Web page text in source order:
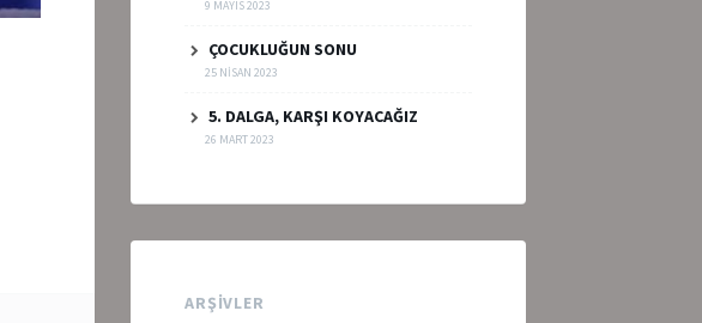
9 MAYIS 2023
ÇOCUKLUĞUN SONU
25 NISAN 2023
5. DALGA, KARŞI KOYACAĞIZ
26 MART 2023
ARŞIVLER